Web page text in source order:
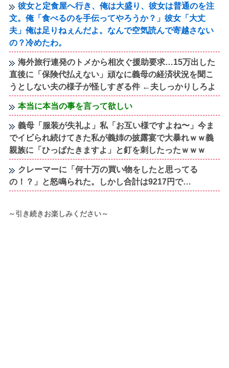
彼女と定食屋へ行き、俺は大盛り、彼女は普通のを注
文。俺「食べるのを手伝ってやろうか？」彼女「大丈
夫」俺は足りねぇんだよ。なんで空気読んで寄越さない
の？冷めたわ。
海外旅行連発のトメから相次ぐ援助要求…15万出した
直後に「保険代払えない」頑なに義母の経済状況を聞こ
うとしない夫の様子が怪しすぎる件 ←夫しっかりしろよ
本当に本当の事を言って欲しい
義母「服装が失礼よ」私「お互い様ですよね〜」今ま
でイビられ続けてきた私が義姉の披露宴で大暴れｗｗ義
親族に「ひっぱたきますよ」と釘を刺したったｗｗｗ
クレーマーに「何十万の買い物をしたと思ってる
の！？」と怒鳴られた。しかし合計は9217円で…
～引き続きお楽しみください～